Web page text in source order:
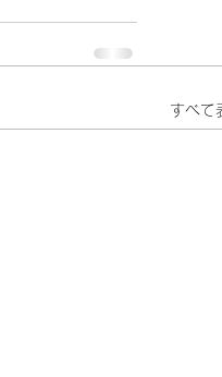
すべて